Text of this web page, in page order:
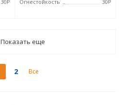
30P
Огнестойкость
30P
Показать еще
2 Все